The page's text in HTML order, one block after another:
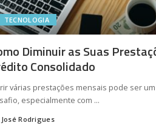
TECNOLOGIA
Diminuir as Suas
Consolidado
várias prestações mensais pode ser
especialmente com ...
José Rodrigues